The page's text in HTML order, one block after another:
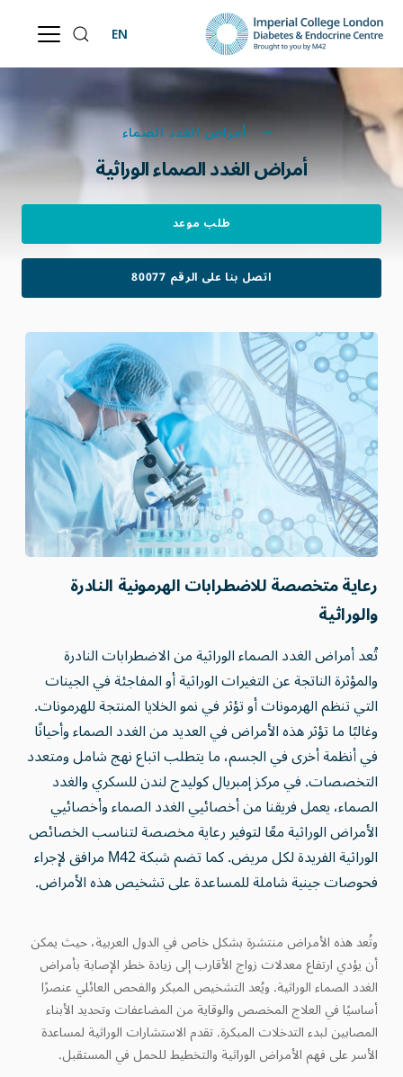
EN
أمراض الغدد الصماء
أمراض الغدد الصماء الوراثية
طلب موعد
80077 اتصل بنا على الرقم
رعاية متخصصة للاضطرابات الهرمونية النادرة
والوراثية
تُعد أمراض الغدد الصماء الوراثية من الاضطرابات النادرة
والمؤثرة الناتجة عن التغيرات الوراثية أو المفاجئة في الجينات
التي تنظم الهرمونات أو تؤثر في نمو الخلايا المنتجة للهرمونات.
وغالبًا ما تؤثر هذه الأمراض في العديد من الغدد الصماء وأحيانًا
في أنظمة أخرى في الجسم، ما يتطلب اتباع نهج شامل ومتعدد
التخصصات. في مركز إمبريال كوليدج لندن للسكري والغدد
الصماء، يعمل فريقنا من أخصائيي الغدد الصماء وأخصائيي
الأمراض الوراثية معًا لتوفير رعاية مخصصة لتناسب الخصائص
الوراثية الفريدة لكل مريض. كما تضم شبكة M42 مرافق لإجراء
فحوصات جينية شاملة للمساعدة على تشخيص هذه الأمراض.
وتُعد هذه الأمراض منتشرة بشكل خاص في الدول العربية، حيث يمكن
أن يؤدي ارتفاع معدلات زواج الأقارب إلى زيادة خطر الإصابة بأمراض
الغدد الصماء الوراثية. ويُعد التشخيص المبكر والفحص العائلي عنصرًا
أساسيًا في العلاج المخصص والوقاية من المضاعفات وتحديد الأبناء
المصابين لبدء التدخلات المبكرة. تقدم الاستشارات الوراثية لمساعدة
الأسر على فهم الأمراض الوراثية والتخطيط للحمل في المستقبل.